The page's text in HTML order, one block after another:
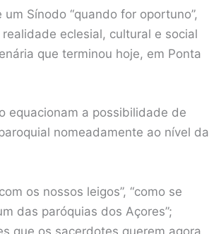
Sínodo “quando for oportuno”,
eclesial, cultural e social
que terminou hoje, em Ponta
equacionam a possibilidade de
nomeadamente ao nível da
os nossos leigos”, “como se
das paróquias dos Açores”;
que os sacerdotes querem agora